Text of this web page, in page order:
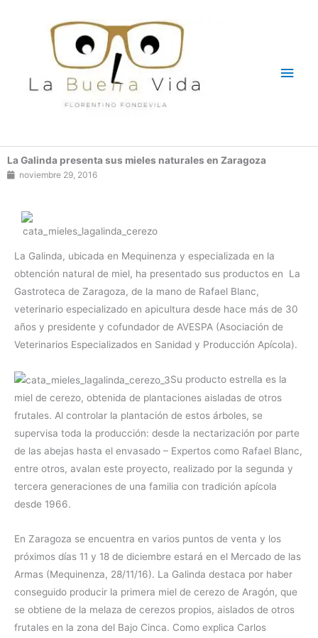
La Galinda presenta sus mieles naturales en Zaragoza
noviembre 29, 2016
La Galinda, ubicada en Mequinenza y especializada en la
obtención natural de miel, ha presentado sus productos en La
Gastroteca de Zaragoza, de la mano de Rafael Blanc,
veterinario especializado en apicultura desde hace más de 30
años y presidente y cofundador de AVESPA (Asociación de
Veterinarios Especializados en Sanidad y Producción Apícola).
Su producto estrella es la
miel de cerezo, obtenida de plantaciones aisladas de otros
frutales. Al controlar la plantación de estos árboles, se
supervisa toda la producción: desde la nectarización por parte
de las abejas hasta el envasado – Expertos como Rafael Blanc,
entre otros, avalan este proyecto, realizado por la segunda y
tercera generaciones de una familia con tradición apícola
desde 1966.
En Zaragoza se encuentra en varios puntos de venta y los
próximos días 11 y 18 de diciembre estará en el Mercado de las
Armas (Mequinenza, 28/11/16). La Galinda destaca por haber
conseguido producir la primera miel de cerezo de Aragón, que
se obtiene de la melaza de cerezos propios, aislados de otros
frutales en la zona del Bajo Cinca. Como explica Carlos